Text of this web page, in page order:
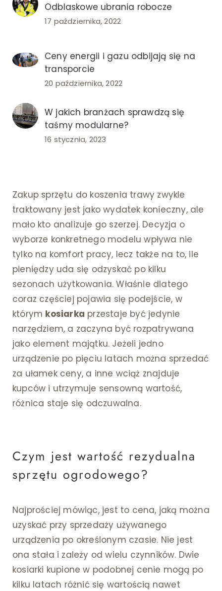
Odblaskowe ubrania robocze
17 października, 2022
Ceny energii i gazu odbijają się na
transporcie
20 października, 2022
W jakich branżach sprawdzą się
taśmy modularne?
16 stycznia, 2023
Zakup sprzętu do koszenia trawy zwykle
traktowany jest jako wydatek konieczny, ale
mało kto analizuje go szerzej. Decyzja o
wyborze konkretnego modelu wpływa nie
tylko na komfort pracy, lecz także na to, ile
pieniędzy uda się odzyskać po kilku
sezonach użytkowania. Właśnie dlatego
coraz częściej pojawia się podejście, w
którym kosiarka przestaje być jedynie
narzędziem, a zaczyna być rozpatrywana
jako element majątku. Jeżeli jedno
urządzenie po pięciu latach można sprzedać
za ułamek ceny, a inne wciąż znajduje
kupców i utrzymuje sensowną wartość,
różnica staje się odczuwalna.
Czym jest wartość rezydualna
sprzętu ogrodowego?
Najprościej mówiąc, jest to cena, jaką można
uzyskać przy sprzedaży używanego
urządzenia po określonym czasie. Nie jest
ona stała i zależy od wielu czynników. Dwie
kosiarki kupione w podobnej cenie mogą po
kilku latach różnić się wartością nawet